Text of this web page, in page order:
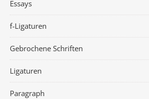
Essays
f-Ligaturen
Gebrochene Schriften
Ligaturen
Paragraph